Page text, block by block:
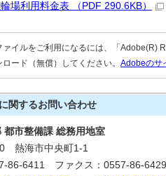
場利用料金表 （PDF 290.6KB）
ァイルをご利用になるには、「Adobe(R)
ロード（無償）してください。 Adobeのサ
関するお問い合わせ
都市整備課 総務用地室
熱海市中央町1-1
86-6411 ファクス：0557-86-6429